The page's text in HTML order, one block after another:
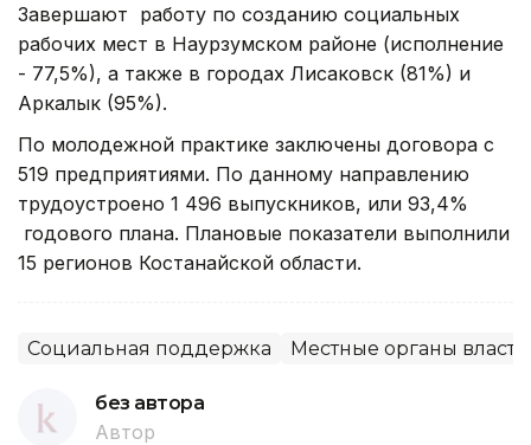
Завершают работу по созданию социальных
рабочих мест в Наурзумском районе (исполнение
- 77,5%), а также в городах Лисаковск (81%) и
Аркалык (95%).
По молодежной практике заключены договора с
519 предприятиями. По данному направлению
трудоустроено 1 496 выпускников, или 93,4%
годового плана. Плановые показатели выполнили
15 регионов Костанайской области.
Социальная поддержка Местные органы власти
без автора
Автор